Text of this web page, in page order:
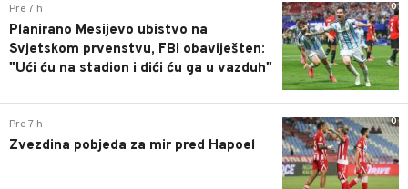
0
Pre 7 h
Planirano Mesijevo ubistvo na
Svjetskom prvenstvu, FBI obaviješten:
"Ući ću na stadion i dići ću ga u vazduh"
0
Pre 7 h
Zvezdina pobjeda za mir pred Hapoel